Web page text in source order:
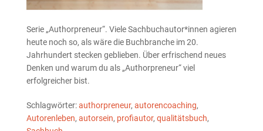
Serie „Authorpreneur“. Viele Sachbuchautor*innen agieren
heute noch so, als wäre die Buchbranche im 20.
Jahrhundert stecken geblieben. Über erfrischend neues
Denken und warum du als „Authorpreneur“ viel
erfolgreicher bist.
Schlagwörter:authorpreneur, autorencoaching,
Autorenleben, autorsein, profiautor, qualitätsbuch,